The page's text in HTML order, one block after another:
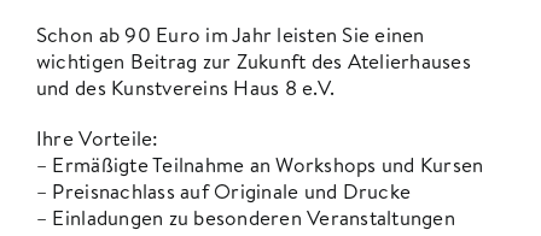
Schon ab 90 Euro im Jahr leisten Sie einen
wichtigen Beitrag zur Zukunft des Atelierhauses
und des Kunstvereins Haus 8 e.V.
Ihre Vorteile:
– Ermäßigte Teilnahme an Workshops und Kursen
– Preisnachlass auf Originale und Drucke
– Einladungen zu besonderen Veranstaltungen